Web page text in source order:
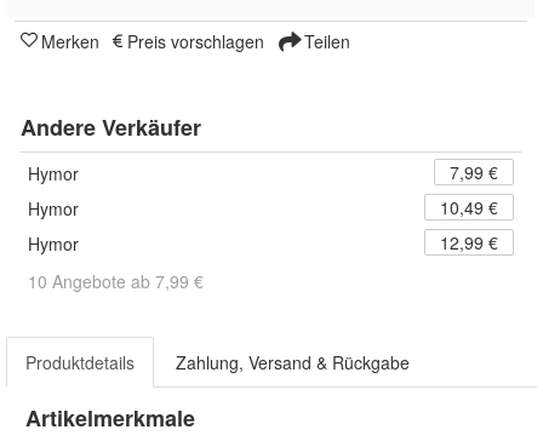
Merken Preis vorschlagen Teilen
Andere Verkäufer
Hymor
7,99 €
Hymor
10,49 €
Hymor
12,99 €
10 Angebote ab 7,99 €
Produktdetails Zahlung, Versand & Rückgabe
Artikelmerkmale